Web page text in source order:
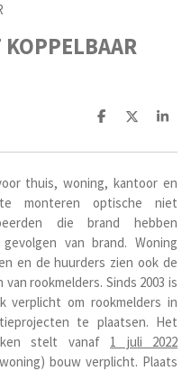
D
l
D
e
S
a
thuis, woning, kantoor en
monteren optische niet
die brand hebben
van brand. Woning
en de huurders zien ook de
rookmelders. Sinds 2003 is
om rookmelders in
te plaatsen. Het
stelt vanaf 1 juli 2022
bouw verplicht. Plaats